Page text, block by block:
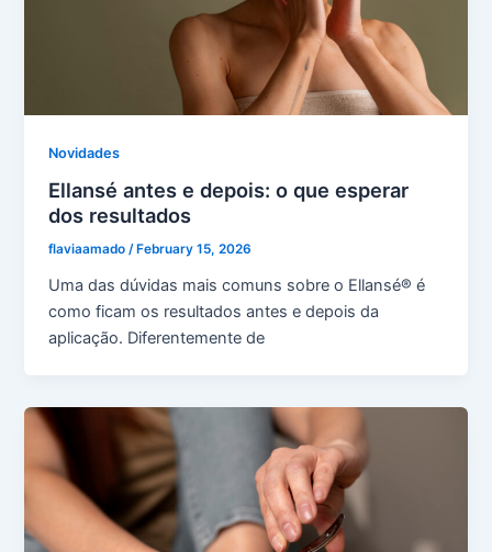
Novidades
Ellansé antes e depois: o que esperar
dos resultados
flaviaamado/ February 15, 2026
Uma das dúvidas mais comuns sobre o Ellansé® é
como ficam os resultados antes e depois da
aplicação. Diferentemente de